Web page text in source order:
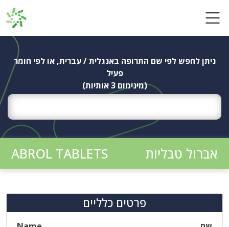
ניתן לחפש לפי שם התרופה באנגלית / עברית, או לפי חומר
פעיל
(מינימום 3 אותיות)
אברול טבליות ABROL TABLETS
פרטים כלליים